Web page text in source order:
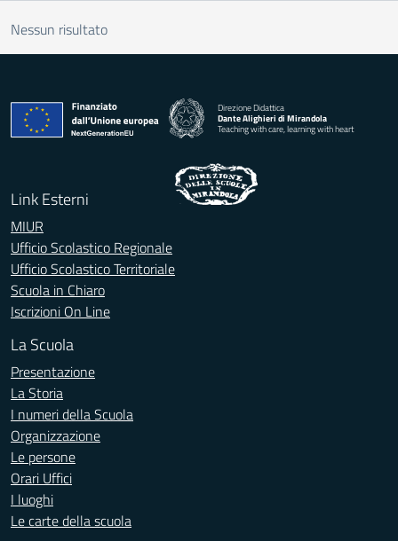
Nessun risultato
Direzione Didattica
Dante Alighieri di Mirandola
Teaching with care, learning with heart
Link Esterni
MIUR
Ufficio Scolastico Regionale
Ufficio Scolastico Territoriale
Scuola in Chiaro
Iscrizioni On Line
La Scuola
Presentazione
La Storia
I numeri della Scuola
Organizzazione
Le persone
Orari Uffici
I luoghi
Le carte della scuola